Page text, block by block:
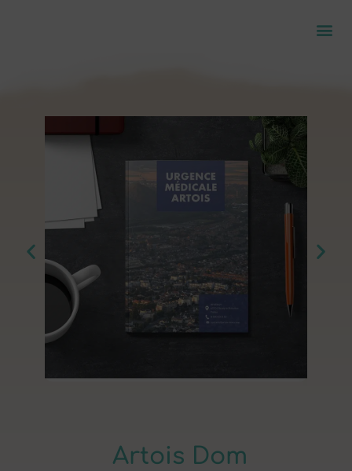
Artois Dom